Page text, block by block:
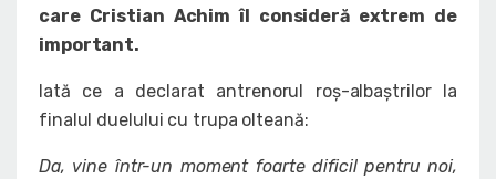
care Cristian Achim îl consideră extrem de
important.
Iată ce a declarat antrenorul roș-albaștrilor la
finalul duelului cu trupa olteană:
Da, vine într-un moment foarte dificil pentru noi,